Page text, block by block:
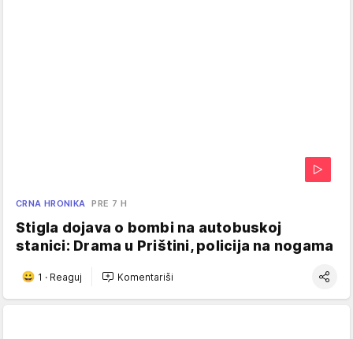
CRNA HRONIKA PRE 7 H
Stigla dojava o bombi na autobuskoj
stanici: Drama u Prištini, policija na nogama
1 · Reaguj Komentariši